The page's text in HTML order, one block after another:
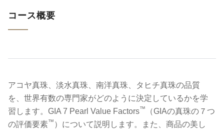
コース概要
アコヤ真珠、淡水真珠、南洋真珠、タヒチ真珠の品質
を、世界有数の専門家がどのように決定しているかを学
習します。GIA 7 Pearl Value Factors™
（GIAの真珠の７つ
の評価要素™ ）について説明します。また、商品の美し